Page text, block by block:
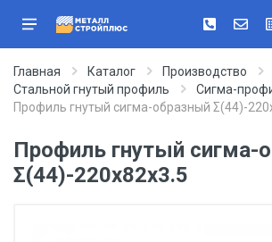
Главная Каталог
Производство
Стальной гнутый профиль
Сигма-
Профиль гнутый сигма-образный Σ(44)-
Профиль гнутый сигма-
Σ(44)-220х82х3.5